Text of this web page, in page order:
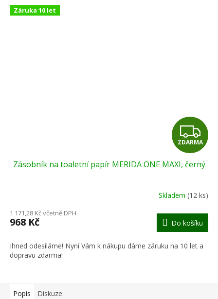
Záruka 10 let
Z
D
A
R
M
A
ZDARMA
Zásobník na toaletní papír MERIDA ONE MAXI, černý
Skladem (12 ks)
1 171,28 Kč včetně DPH
968 Kč Do košíku
Ihned odesíláme! Nyní Vám k nákupu dáme záruku na 10 let a
dopravu zdarma!
Popis Diskuze